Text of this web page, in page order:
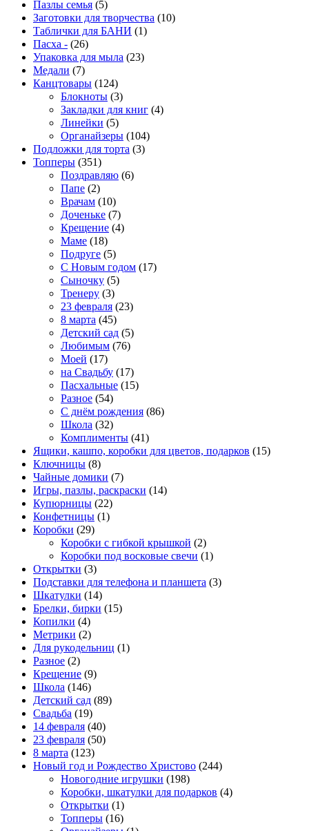
Пазлы семья (5)
Заготовки для творчества (10)
Таблички для БАНИ (1)
Пасха - (26)
Упаковка для мыла (23)
Медали (7)
Канцтовары (124)
Блокноты (3)
Закладки для книг (4)
Линейки (5)
Органайзеры (104)
Подложки для торта (3)
Топперы (351)
Поздравляю (6)
Папе (2)
Врачам (10)
Доченьке (7)
Крещение (4)
Маме (18)
Подруге (5)
С Новым годом (17)
Сыночку (5)
Тренеру (3)
23 февраля (23)
8 марта (45)
Детский сад (5)
Любимым (76)
Моей (17)
на Свадьбу (17)
Пасхальные (15)
Разное (54)
С днём рождения (86)
Школа (32)
Комплименты (41)
Ящики, кашпо, коробки для цветов, подарков (15)
Ключницы (8)
Чайные домики (7)
Игры, пазлы, раскраски (14)
Купюрницы (22)
Конфетницы (1)
Коробки (29)
Коробки с гибкой крышкой (2)
Коробки под восковые свечи (1)
Открытки (3)
Подставки для телефона и планшета (3)
Шкатулки (14)
Брелки, бирки (15)
Копилки (4)
Метрики (2)
Для рукодельниц (1)
Разное (2)
Крещение (9)
Школа (146)
Детский сад (89)
Свадьба (19)
14 февраля (40)
23 февраля (50)
8 марта (123)
Новый год и Рождество Христово (244)
Новогодние игрушки (198)
Коробки, шкатулки для подарков (4)
Открытки (1)
Топперы (16)